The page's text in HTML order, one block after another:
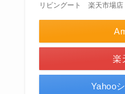
リビングート 楽天市場店
楽
Yahoo